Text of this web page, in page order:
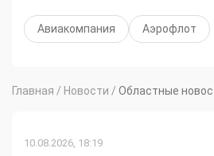
Авиакомпания Аэрофлот
Главная / Новости / Областные
10.08.2026, 18:19